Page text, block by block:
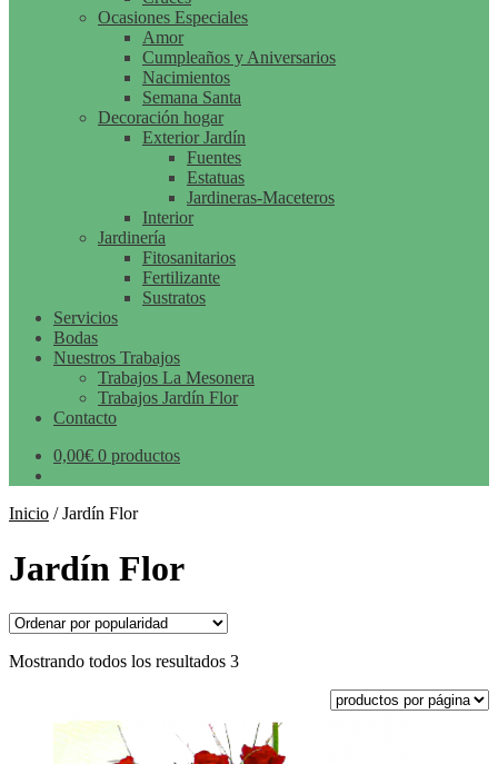
Ocasiones Especiales
Amor
Cumpleaños y Aniversarios
Nacimientos
Semana Santa
Decoración hogar
Exterior Jardín
Fuentes
Estatuas
Jardineras-Maceteros
Interior
Jardinería
Fitosanitarios
Fertilizante
Sustratos
Servicios
Bodas
Nuestros Trabajos
Trabajos La Mesonera
Trabajos Jardín Flor
Contacto
0,00€ 0 productos
Inicio /Jardín Flor
Jardín Flor
Mostrando todos los resultados 3